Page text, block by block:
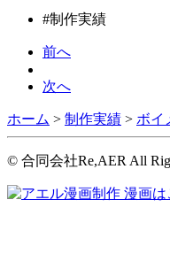
#制作実績
前へ
次へ
ホーム > 制作実績 > ボイ
© 合同会社Re,AER All